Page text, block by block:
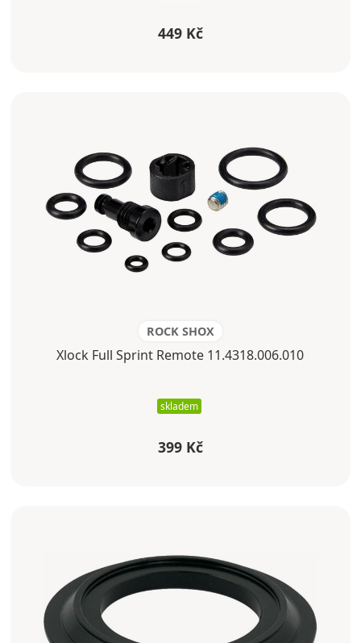
449 Kč
ROCK SHOX
Xlock Full Sprint Remote 11.4318.006.010
skladem
399 Kč